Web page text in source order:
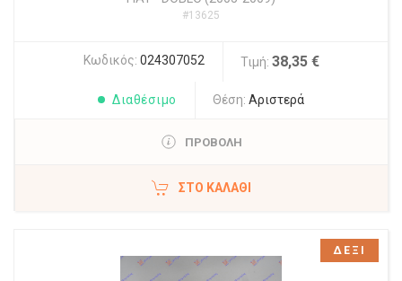
#13625
Κωδικός: 024307052 Τιμή: 38,35 €
Διαθέσιμο Θέση: Αριστερά
ΠΡΟΒΟΛΗ
ΣΤΟ ΚΑΛΆΘΙ
ΔΕΞΙ